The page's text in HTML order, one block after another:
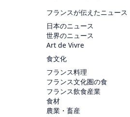
フランスが伝えたニュース
日本のニュース
世界のニュース
Art de Vivre
食文化
フランス料理
フランス文化圏の食
フランス飲食産業
食材
農業・畜産